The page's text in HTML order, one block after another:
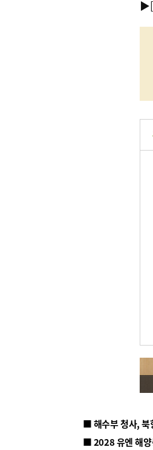
▶
■ 해수부 청사, 북
■ 2028 유엔 해양